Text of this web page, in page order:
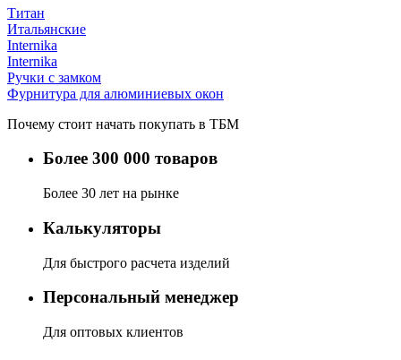
Титан
Итальянские
Internika
Internika
Ручки с замком
Фурнитура для алюминиевых окон
Почему стоит начать покупать в ТБМ
Более 300 000 товаров
Более 30 лет на рынке
Калькуляторы
Для быстрого расчета изделий
Персональный менеджер
Для оптовых клиентов